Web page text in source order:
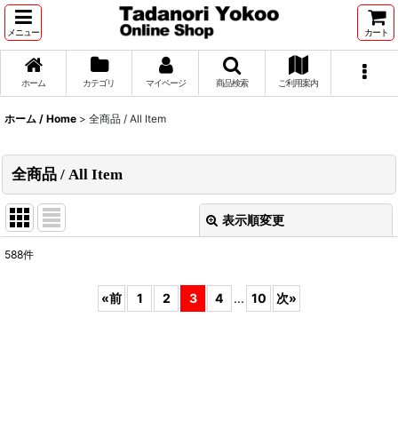
メニュー カート
ホーム カテゴリ マイページ 商品検索 ご利用案内
ホーム / Home > 全商品 / All Item
全商品 / All Item
表示順変更
588件
«前 1 2 3 4 ... 10 次»